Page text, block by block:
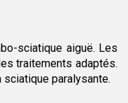
sciatique aiguë. Les
traitements adaptés.
sciatique paralysante.